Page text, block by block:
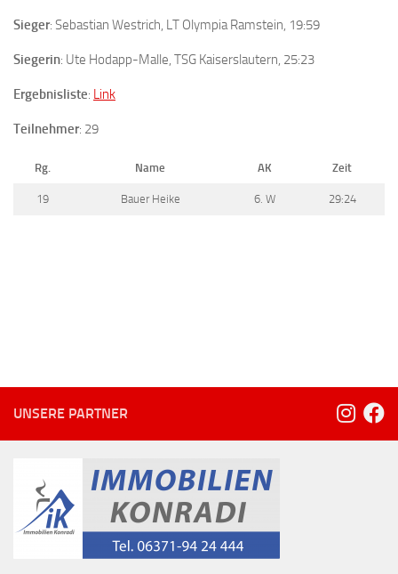
Sieger: Sebastian Westrich, LT Olympia Ramstein, 19:59
Siegerin: Ute Hodapp-Malle, TSG Kaiserslautern, 25:23
Ergebnisliste: Link
Teilnehmer: 29
Rg. Name AK Zeit
19 Bauer Heike 6. W 29:24
UNSERE PARTNER